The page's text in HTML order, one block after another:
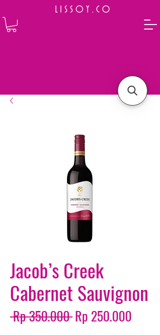
L I S S O Y . C O
Jacob’s Creek
Cabernet Sauvignon
Rp 350.000 Harga Reguler
Rp 250.000